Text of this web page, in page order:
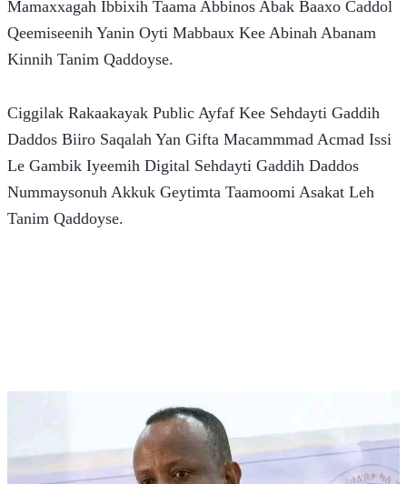
Mamaxxagah Ibbixih Taama Abbinos Abak Baaxo Caddol
Qeemiseenih Yanin Oyti Mabbaux Kee Abinah Abanam
Kinnih Tanim Qaddoyse.
Ciggilak Rakaakayak Public Ayfaf Kee Sehdayti Gaddih
Daddos Biiro Saqalah Yan Gifta Macammmad Acmad Issi
Le Gambik Iyeemih Digital Sehdayti Gaddih Daddos
Nummaysonuh Akkuk Geytimta Taamoomi Asakat Leh
Tanim Qaddoyse.